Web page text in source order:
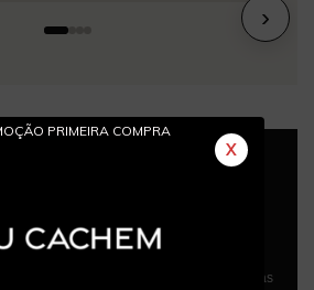
PRIMEIRA COMPRA
X
›
Eternizadas
transformaram momentos especiais em joias